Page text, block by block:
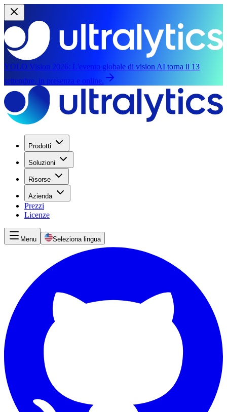
YOLO Vision 2026: L'evento globale di vision AI torna il 13
settembre, in presenza e online.
Prodotti
Soluzioni
Risorse
Azienda
Prezzi
Licenze
Menu Seleziona lingua